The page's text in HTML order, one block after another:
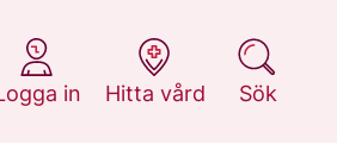
in
på 1177.se
Hitta vård
på 1177.se
Sök
på 1177.se